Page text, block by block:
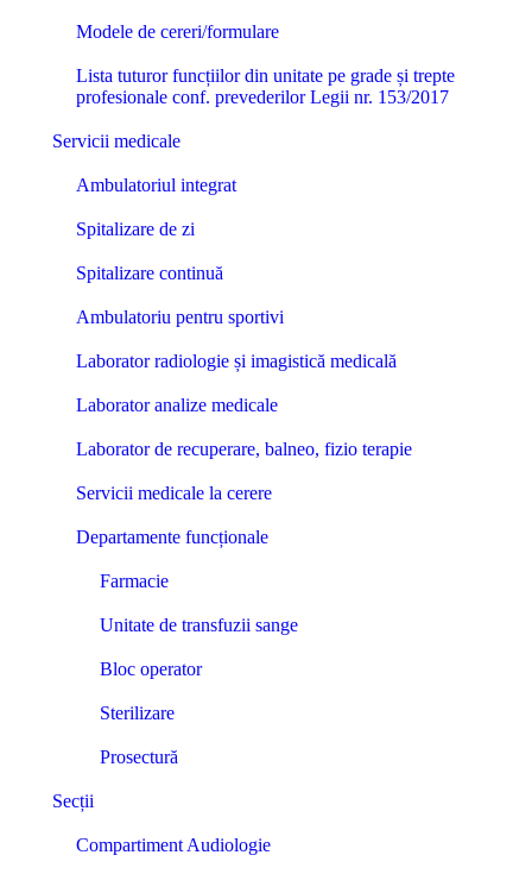
Modele de cereri/formulare
Lista tuturor funcțiilor din unitate pe grade și trepte
profesionale conf. prevederilor Legii nr. 153/2017
Servicii medicale
Ambulatoriul integrat
Spitalizare de zi
Spitalizare continuă
Ambulatoriu pentru sportivi
Laborator radiologie și imagistică medicală
Laborator analize medicale
Laborator de recuperare, balneo, fizio terapie
Servicii medicale la cerere
Departamente funcționale
Farmacie
Unitate de transfuzii sange
Bloc operator
Sterilizare
Prosectură
Secții
Compartiment Audiologie